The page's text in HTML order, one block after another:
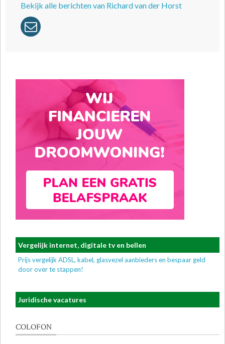
Bekijk alle berichten van Richard van der Horst
Vergelijk internet, digitale tv en bellen
Prijs vergelijk ADSL, kabel, glasvezel aanbieders en bespaar geld
door over te stappen!
Juridische vacatures
COLOFON